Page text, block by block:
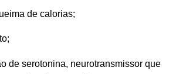
de calorias;
de serotonina, neurotransmissor que